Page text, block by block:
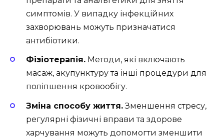
симптомів. У випадку інфекційних
захворювань можуть призначатися
антибіотики.
Фізіотерапія. Методи, які включають
масаж, акупунктуру та інші процедури для
поліпшення кровообігу.
Зміна способу життя.Зменшення стресу,
регулярні фізичні вправи та здорове
харчування можуть допомогти зменшити